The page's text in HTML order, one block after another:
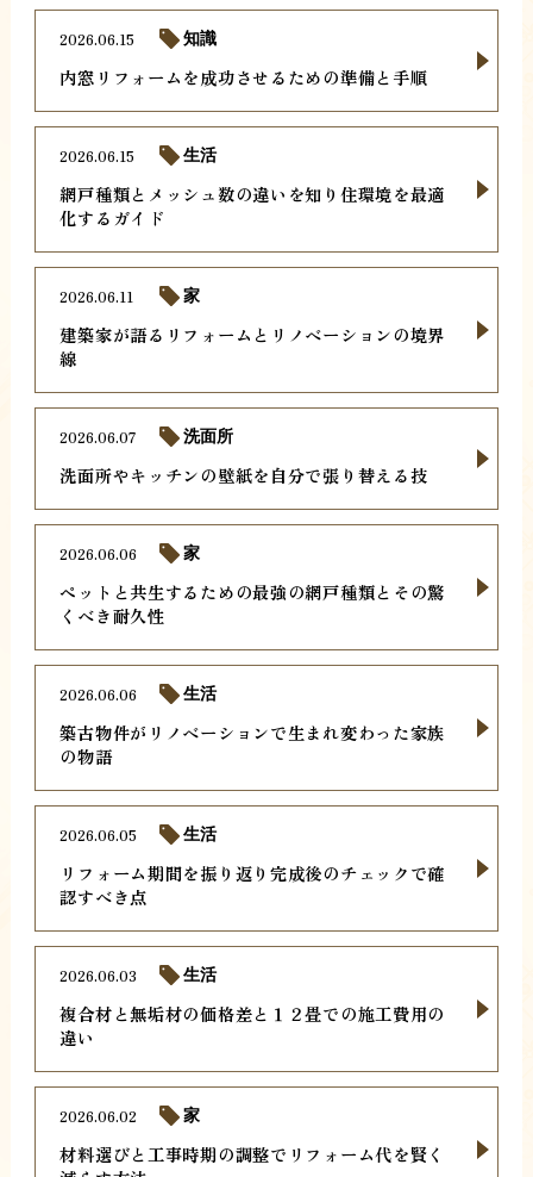
内窓リフォームを成功させるための準備と手順
2026.06.15 知識
網戸種類とメッシュ数の違いを知り住環境を最適
化するガイド
2026.06.15 生活
建築家が語るリフォームとリノベーションの境界
線
2026.06.11 家
洗面所やキッチンの壁紙を自分で張り替える技
2026.06.07 洗面所
ペットと共生するための最強の網戸種類とその驚
くべき耐久性
2026.06.06 家
築古物件がリノベーションで生まれ変わった家族
の物語
2026.06.06 生活
リフォーム期間を振り返り完成後のチェックで確
認すべき点
2026.06.05 生活
複合材と無垢材の価格差と１２畳での施工費用の
違い
2026.06.03 生活
材料選びと工事時期の調整でリフォーム代を賢く
2026.06.02 家